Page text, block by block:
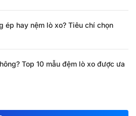
ép hay nệm lò xo? Tiêu chí chọn
Top 10 mẫu đệm lò xo được ưa